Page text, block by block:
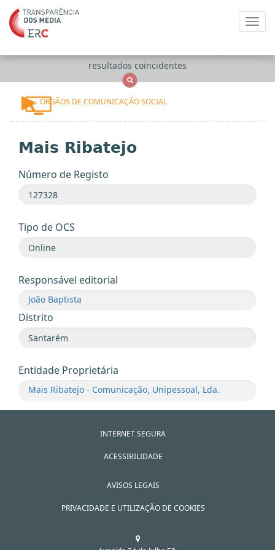
resultados coincidentes
ÓRGÃOS DE COMUNICAÇÃO SOCIAL
Mais Ribatejo
Número de Registo
Tipo de OCS
Responsável editorial
João Baptista
Distrito
Entidade Proprietária
Mais Ribatejo - Comunicação, Unipessoal, Lda.
INTERNET SEGURA
ACESSIBILIDADE
AVISOS LEGAIS
PRIVACIDADE E UTILIZAÇÃO DE COOKIES